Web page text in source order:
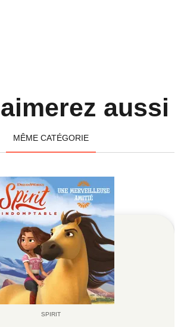
aussi
MÊME CATÉGORIE
SPIRIT